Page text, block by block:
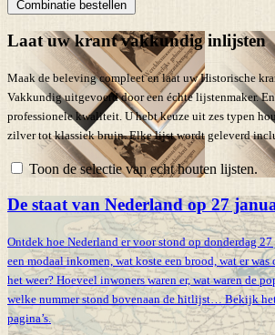
Combinatie bestellen
Laat uw krant vakkundig inlijsten
Maak de beleving compleet en laat uw Historische
Vakkundig uitgevoerd door een échte lijstenmaker.
professionele kwaliteit. U hebt keuze uit zes typen
zilver tot klassiek bruin. Elke lijst wordt geleverd
Toon de selectie van echt houten lijsten.
De staat van Nederland op 27
Ontdek hoe Nederland er voor stond op donderdag
een modaal inkomen, wat koste een brood, wat er was
het weer? Hoeveel inwoners waren er, wat waren de
welke nummer stond bovenaan de hitlijst… Bekijk
pagina’s.